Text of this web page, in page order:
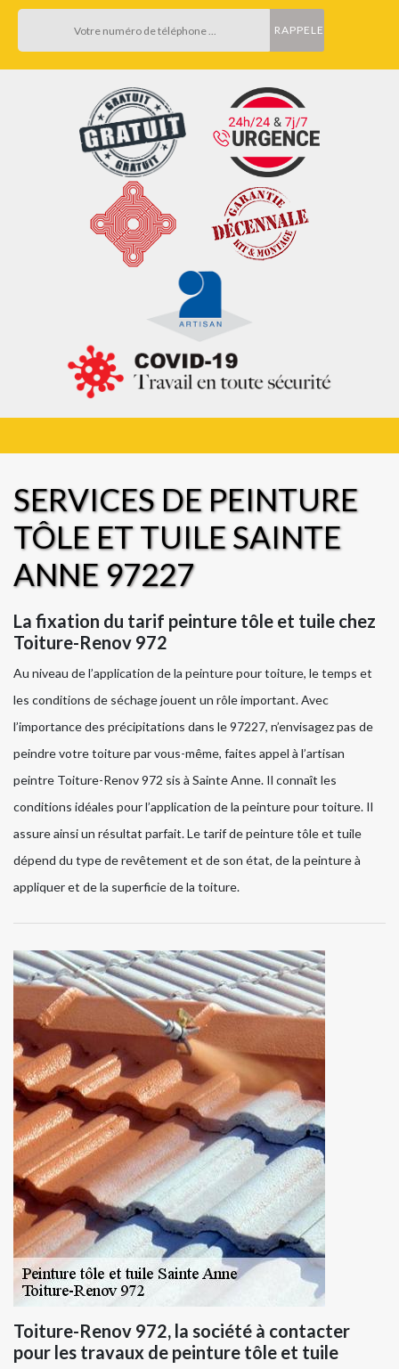
SERVICES DE PEINTURE
TÔLE ET TUILE SAINTE
ANNE 97227
La fixation du tarif peinture tôle et tuile chez
Toiture-Renov 972
Au niveau de l’application de la peinture pour toiture, le temps et
les conditions de séchage jouent un rôle important. Avec
l’importance des précipitations dans le 97227, n’envisagez pas de
peindre votre toiture par vous-même, faites appel à l’artisan
peintre Toiture-Renov 972 sis à Sainte Anne. Il connaît les
conditions idéales pour l’application de la peinture pour toiture. Il
assure ainsi un résultat parfait. Le tarif de peinture tôle et tuile
dépend du type de revêtement et de son état, de la peinture à
appliquer et de la superficie de la toiture.
Toiture-Renov 972, la société à contacter
pour les travaux de peinture tôle et tuile